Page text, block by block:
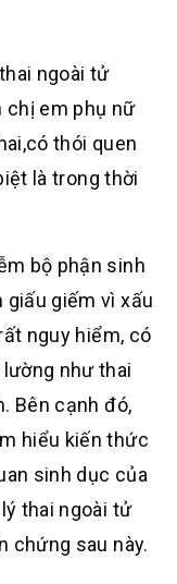
ngoài tử
chị em phụ nữ
thói quen
là trong thời
bộ phận sinh
giấu giếm vì xấu
nguy hiểm, có
như thai
Bên cạnh đó,
hiểu kiến thức
sinh dục của
thai ngoài tử
chứng sau này.